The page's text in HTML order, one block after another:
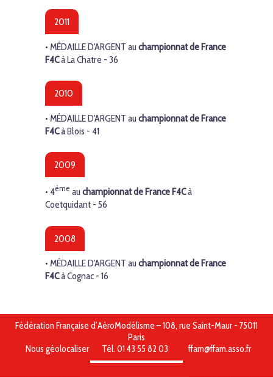
2011
• MÉDAILLE D'ARGENT au championnat de France
F4Cà La Chatre - 36
2010
• MÉDAILLE D'ARGENT au championnat de France
F4Cà Blois - 41
2009
• 4ème au championnat de France F4Cà
Coetquidant - 56
2008
• MÉDAILLE D'ARGENT au championnat de France
F4Cà Cognac - 16
Fédération Française d’AéroModélisme – 108, rue Saint-Maur - 75011
Paris
Nous géolocaliser
Tél. 01 43 55 82 03 ffam@ffam.asso.fr